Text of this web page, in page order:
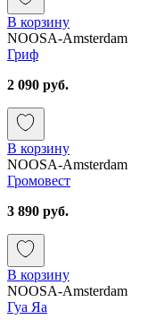
В корзину
NOOSA-Amsterdam
Гриф
2 090 руб.
В корзину
NOOSA-Amsterdam
Громовест
3 890 руб.
В корзину
NOOSA-Amsterdam
Гуа Яа